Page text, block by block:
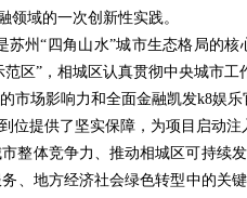
领域的一次创新性实践。
州“四角山水”城市生态格局的
区”，相城区认真贯彻中央城市工
场影响力和全面金融凯发k8娱
提供了坚实保障，为项目启动注
整体竞争力、推动相城区可持续
、地方经济社会绿色转型中的关